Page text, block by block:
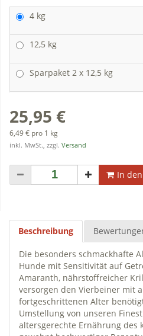
4 kg
12,5 kg
Sparpaket 2 x 12,5 kg
25,95 €
6,49 € pro 1 kg
inkl. MwSt., zzgl. Versand
In
Beschreibung
Die besonders schmackhafte
Hunde mit Sensitivität auf
Amaranth, nährstoffreicher
versorgen den Vierbeiner mit
fortgeschrittenen Alter
Umstellung von unseren
altersgerechte Ernährung des